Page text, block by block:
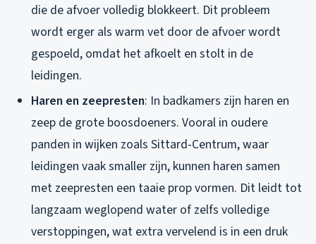
die de afvoer volledig blokkeert. Dit probleem
wordt erger als warm vet door de afvoer wordt
gespoeld, omdat het afkoelt en stolt in de
leidingen.
Haren en zeepresten: In badkamers zijn haren en
zeep de grote boosdoeners. Vooral in oudere
panden in wijken zoals Sittard-Centrum, waar
leidingen vaak smaller zijn, kunnen haren samen
met zeepresten een taaie prop vormen. Dit leidt tot
langzaam weglopend water of zelfs volledige
verstoppingen, wat extra vervelend is in een druk